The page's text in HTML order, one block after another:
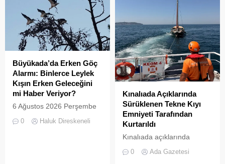
Yeşille mavinin kucaklaştığı,
İstanbulluların nefes almak
için akın ettiği Heybeliada
Çamlimanı, bugünlerde
eşsiz manzarasıyla değil,
kirliliğiyle gündemde. Bir
vatandaş tarafından...
yabancı turistlerin akınına
uğrayan Büyükada’da,
çevre temizliği konusunda
yaşanan aksaklıklar adeta
pes dedirtti. Adanın tarihi ve
doğal güzellikleriyle süslü
sokaklarından yansıyan son
görüntüler, çevre sağlığı
açısından tehlike çanlarının
çaldığını gösteriyor. Çöpler
Konteynerlere Sığmıyor,...
Büyükada’da Erken Göç
Alarmı: Binlerce Leylek
Kışın Erken Geleceğini
mi Haber Veriyor?
6 Ağustos 2026 Perşembe
14:00 sularında Büyükada
0 Haluk Direskeneli
Kınalıada Açıklarında
Sürüklenen Tekne Kıyı
Emniyeti Tarafından
Kurtarıldı
Kınalıada açıklarında
makine arızası nedeniyle
denizde mahsur kalan bir
0 Ada Gazetesi